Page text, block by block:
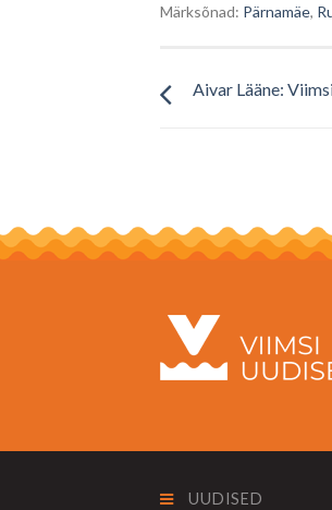
Märksõnad: Pärnamäe,
Aivar Lääne:
UUDISED